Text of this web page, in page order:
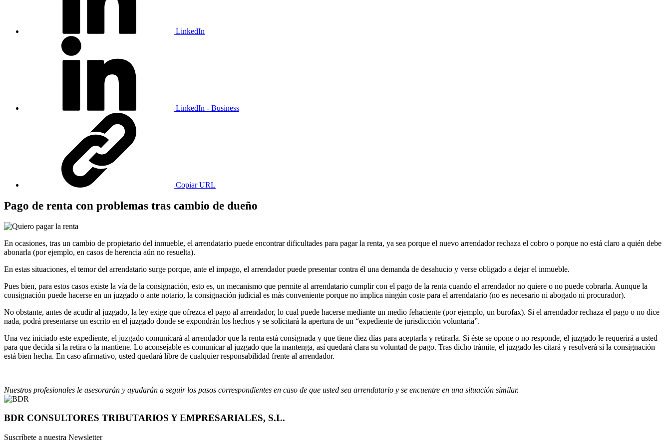
LinkedIn
LinkedIn - Business
Copiar URL
Pago de renta con problemas tras cambio de dueño
En ocasiones, tras un cambio de propietario del inmueble, el arrendatario puede encontrar dificultades para pagar la renta, ya sea porque el nuevo arrendador rechaza el cobro o porque no está claro a quién debe
abonarla (por ejemplo, en casos de herencia aún no resuelta).
En estas situaciones, el temor del arrendatario surge porque, ante el impago, el arrendador puede presentar contra él una demanda de desahucio y verse obligado a dejar el inmueble.
Pues bien, para estos casos existe la vía de la consignación, esto es, un mecanismo que permite al arrendatario cumplir con el pago de la renta cuando el arrendador no quiere o no puede cobrarla. Aunque la
consignación puede hacerse en un juzgado o ante notario, la consignación judicial es más conveniente porque no implica ningún coste para el arrendatario (no es necesario ni abogado ni procurador).
No obstante, antes de acudir al juzgado, la ley exige que ofrezca el pago al arrendador, lo cual puede hacerse mediante un medio fehaciente (por ejemplo, un burofax). Si el arrendador rechaza el pago o no dice
nada, podrá presentarse un escrito en el juzgado donde se expondrán los hechos y se solicitará la apertura de un “expediente de jurisdicción voluntaria”.
Una vez iniciado este expediente, el juzgado comunicará al arrendador que la renta está consignada y que tiene diez días para aceptarla y retirarla. Si éste se opone o no responde, el juzgado le requerirá a usted
para que decida si la retira o la mantiene. Lo aconsejable es comunicar al juzgado que la mantenga, así quedará clara su voluntad de pago. Tras dicho trámite, el juzgado les citará y resolverá si la consignación
está bien hecha. En caso afirmativo, usted quedará libre de cualquier responsabilidad frente al arrendador.
Nuestros profesionales le asesorarán y ayudarán a seguir los pasos correspondientes en caso de que usted sea arrendatario y se encuentre en una situación similar.
BDR CONSULTORES TRIBUTARIOS Y EMPRESARIALES, S.L.
Suscríbete a nuestra Newsletter